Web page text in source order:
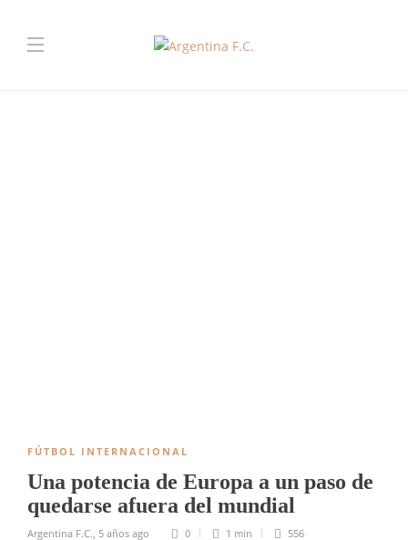
FÚTBOL INTERNACIONAL
Una potencia de Europa a un paso de
quedarse afuera del mundial
Argentina F.C., 5 años ago 0 1 min 556